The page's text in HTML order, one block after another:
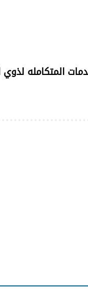
المتكامله